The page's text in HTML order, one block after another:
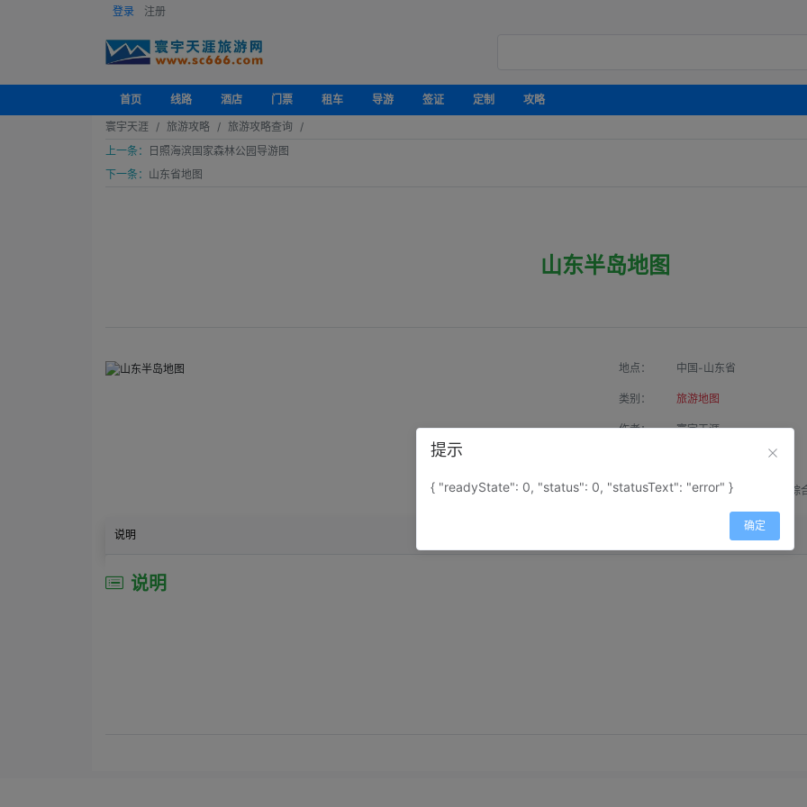
登录 注册
首页 线路 酒店 门票 租车 导游 签证 定制
攻略
寰宇天涯
旅游攻略
旅游攻略查询
上一条：
日照海滨国家森林公园导游图
下一条： 山东省地图
山东半岛地图
地点： 中国-山东省
类别： 旅游地图
作者： 寰宇天涯
属性： 地图属性： 地图类型-综
说明
说明
提示
{ "readyState": 0, "status": 0, "statusText": "error" }
确定